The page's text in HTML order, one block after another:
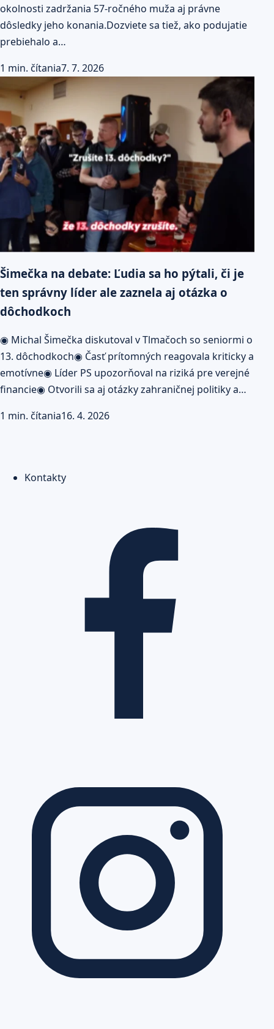
okolnosti zadržania 57-ročného muža aj právne
dôsledky jeho konania.Dozviete sa tiež, ako podujatie
prebiehalo a…
1 min. čítania7. 7. 2026
Šimečka na debate: Ľudia sa ho pýtali, či je
ten správny líder ale zaznela aj otázka o
dôchodkoch
◉ Michal Šimečka diskutoval v Tlmačoch so seniormi o
13. dôchodkoch◉ Časť prítomných reagovala kriticky a
emotívne◉ Líder PS upozorňoval na riziká pre verejné
financie◉ Otvorili sa aj otázky zahraničnej politiky a…
1 min. čítania16. 4. 2026
Kontakty